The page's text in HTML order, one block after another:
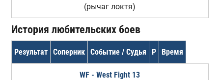
(рычаг локтя)
История любительских боев
Результат Соперник Событие / Судья Р Время
WF - West Fight 13